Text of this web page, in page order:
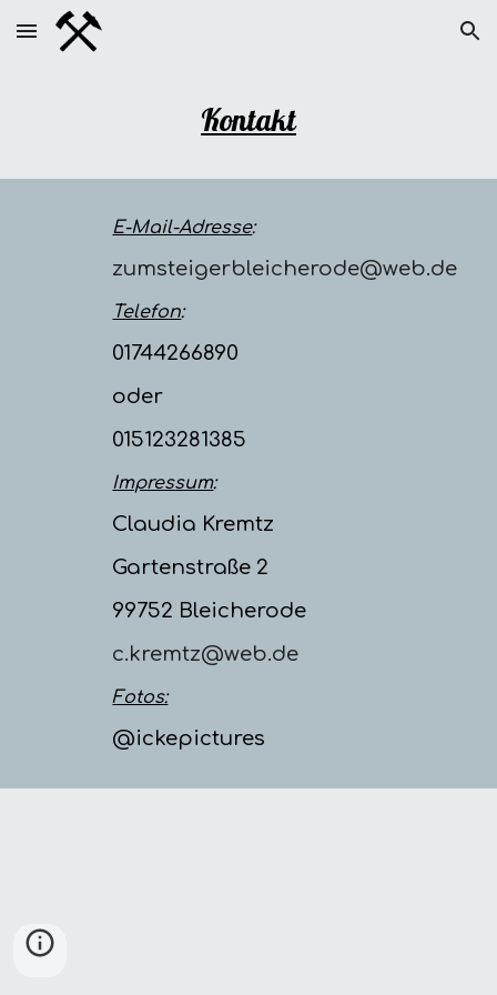
Skip to main content Skip to navigation
Kontakt
E-Mail-Adresse:
zumsteigerbleicherode@web.de
Telefon:
01744266890
oder
015123281385
Impressum:
Claudia Kremtz
Gartenstraße 2
99752 Bleicherode
c.kremtz@web.de
Fotos:
@ickepictures